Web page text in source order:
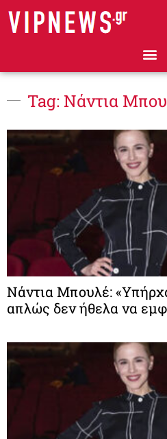
Tag: Νάντια
Νάντια Μπουλέ:
απλώς δεν ήθελα να